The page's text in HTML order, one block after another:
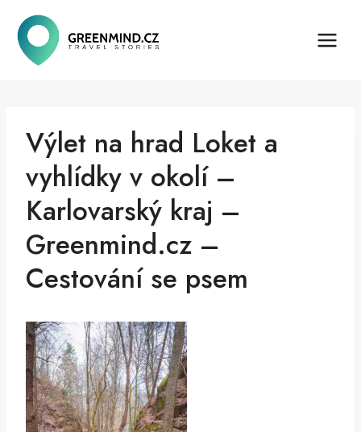
obsah
Výlet na hrad Loket a
vyhlídky v okolí –
Karlovarský kraj –
Greenmind.cz –
Cestování se psem